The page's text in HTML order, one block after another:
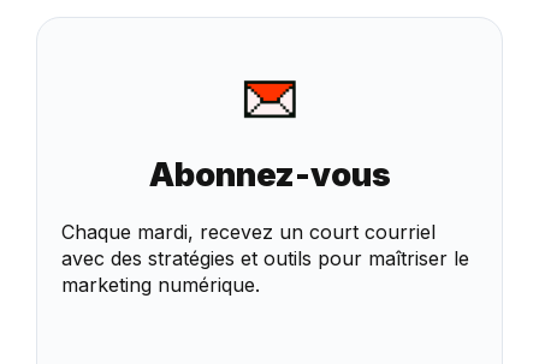
Abonnez-vous
Chaque mardi, recevez un court courriel
avec des stratégies et outils pour maîtriser le
marketing numérique.